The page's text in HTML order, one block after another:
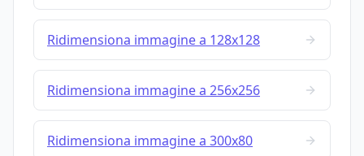
Ridimensiona immagine a 128x128
Ridimensiona immagine a 256x256
Ridimensiona immagine a 300x80